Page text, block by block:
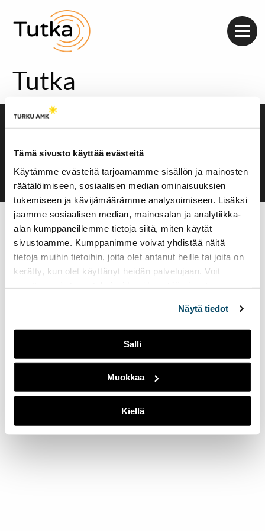
Tämä sivusto käyttää evästeitä
Käytämme evästeitä tarjoamamme sisällön ja mainosten
räätälöimiseen, sosiaalisen median ominaisuuksien
tukemiseen ja kävijämäärämme analysoimiseen. Lisäksi
jaamme sosiaalisen median, mainosalan ja analytiikka-
alan kumppaneillemme tietoja siitä, miten käytät
sivustoamme. Kumppanimme voivat yhdistää näitä
tietoja muihin tietoihin, joita olet antanut heille tai joita on
kerätty, kun olet käyttänyt heidän palvelujaan. Voit
Näytä tiedot
Salli
Muokkaa
Kiellä
Tutka
Saavutettavuusseloste